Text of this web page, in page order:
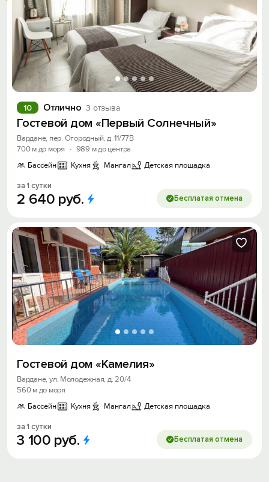
Отлично 3 отзыва
10
Гостевой дом «Первый Солнечный»
Вардане, пер. Огородный, д. 11/77В
700 м до моря
· 989 м до центра
Бассейн
Кухня Мангал Детская площадка
за 1 сутки
2 640 руб. Бесплатая отмена
Гостевой дом «Камелия»
Вардане, ул. Молодежная, д. 20/4
560 м до моря
Бассейн
Кухня Мангал Детская площадка
за 1 сутки
3 100 руб. Бесплатая отмена